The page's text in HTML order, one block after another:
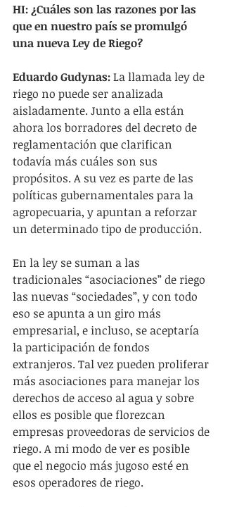
HI: ¿Cuáles son las razones por las
que en nuestro país se promulgó
una nueva Ley de Riego?
Eduardo Gudynas: La llamada ley de
riego no puede ser analizada
aisladamente. Junto a ella están
ahora los borradores del decreto de
reglamentación que clarifican
todavía más cuáles son sus
propósitos. A su vez es parte de las
políticas gubernamentales para la
agropecuaria, y apuntan a reforzar
un determinado tipo de producción.
En la ley se suman a las
tradicionales “asociaciones” de riego
las nuevas “sociedades”, y con todo
eso se apunta a un giro más
empresarial, e incluso, se aceptaría
la participación de fondos
extranjeros. Tal vez pueden proliferar
más asociaciones para manejar los
derechos de acceso al agua y sobre
ellos es posible que florezcan
empresas proveedoras de servicios de
riego. A mi modo de ver es posible
que el negocio más jugoso esté en
esos operadores de riego.